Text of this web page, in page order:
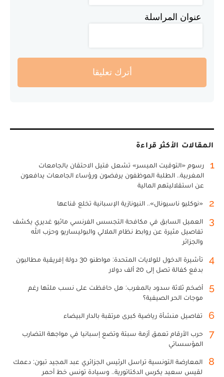
عنوان المراسلة
أترك تعليقا
المقالات الأكثر قراءة
1
رسوم «التوقيت الميسر» تشعل فتيل الاحتقان بالجامعات
المغربية.. الطلبة الموظفون يرفضون ورؤساء الجامعات يدافعون
عن استقلاليتهم المالية
2 «نوكليو ناسيونال».. النيونازية الإسبانية تخلع قناعها
3
العميل السابق في مكافحة التجسس الفرنسي ماثيو غديري يكشف
تفاصيل مثيرة عن روابط نظام الملالي والبوليساريو وحزب الله
والجزائر
4
تأشيرة الدخول للولايات المتحدة: مواطنو 30 دولة إفريقية مطالبون
بدفع كفالة تصل إلى 20 ألف دولار
5
أضخم ثلاثة سدود بالمغرب: هل حافظت على نسب ملئها رغم
موجات الحر الصيفية؟
6 تفاصيل منشأة رياضية كبرى مرتقبة بالدار البيضاء
7
حرب الأرقام تعمق أزمة سبتة وتضع إسبانيا في مواجهة التضارب
المؤسساتي
8
المعارضة التونسية تراسل الرئيس الجزائري عبد المجيد تبون: دعمك
لقيس سعيد يكرس الدكتاتورية.. وسيادة تونس خط أحمر